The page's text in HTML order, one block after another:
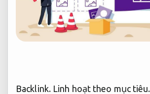
Backlink. Linh hoạt theo mục tiêu.